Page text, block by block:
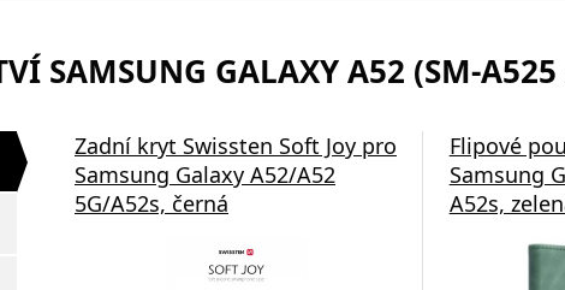
SAMSUNG GALAXY A52 (SM-
Zadní kryt Swissten Soft Joy pro
Samsung Galaxy A52/A52
5G/A52s, černá
Flipové
Samsung
A52s,